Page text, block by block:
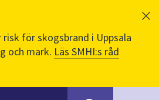
för skogsbrand i Uppsala
och mark. Läs SMHI:s råd